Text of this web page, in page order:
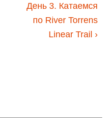
День 3. Катаемся
по River Torrens
Linear Trail ›